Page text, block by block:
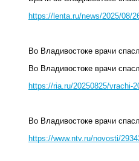
https://lenta.ru/news/2025/08/
Во Владивостоке врачи
Во Владивостоке врачи
https://ria.ru/20250825/vrachi-
Во Владивостоке врачи
https://www.ntv.ru/novosti/